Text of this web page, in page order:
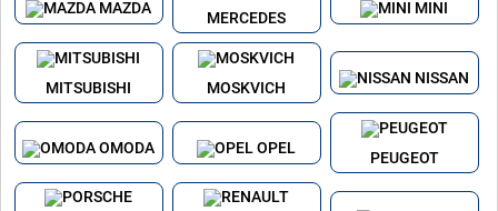
MAZDA
MERCEDES
MINI
MITSUBISHI MOSKVICH
NISSAN
OMODA OPEL
PEUGEOT